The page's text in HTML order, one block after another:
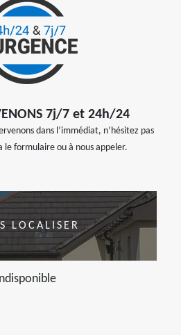
7j/7 et 24h/24
dans l’immédiat, n’hésitez pas
le formulaire ou à nous appeler.
LOCALISER